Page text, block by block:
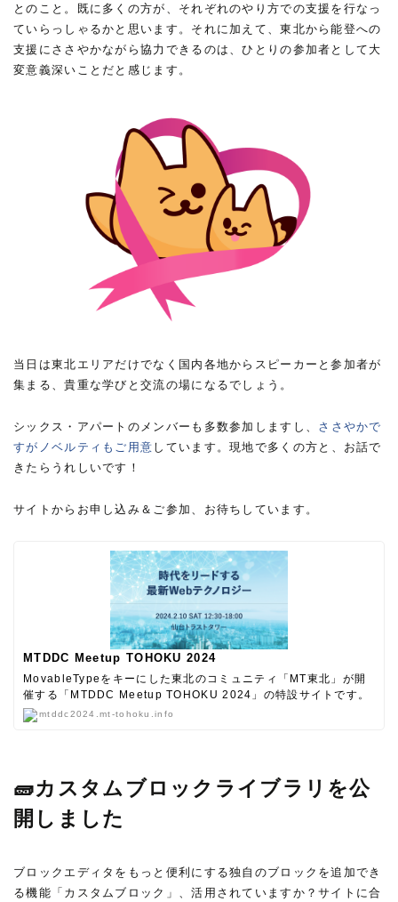
とのこと。既に多くの方が、それぞれのやり方での支援を行なっ
ていらっしゃるかと思います。それに加えて、東北から能登への
支援にささやかながら協力できるのは、ひとりの参加者として大
変意義深いことだと感じます。
当日は東北エリアだけでなく国内各地からスピーカーと参加者が
集まる、貴重な学びと交流の場になるでしょう。
シックス・アパートのメンバーも多数参加しますし、 ささやかで
すがノベルティもご用意 しています。現地で多くの方と、お話で
きたらうれしいです！
サイトからお申し込み＆ご参加、お待ちしています。
MTDDC Meetup TOHOKU 2024
MovableTypeをキーにした東北のコミュニティ「MT東北」が開
催する「MTDDC Meetup TOHOKU 2024」の特設サイトです。
mtddc2024.mt-tohoku.info
🧱カスタムブロックライブラリを公
開しました
ブロックエディタをもっと便利にする独自のブロックを追加でき
る機能「カスタムブロック」、活用されていますか？サイトに合